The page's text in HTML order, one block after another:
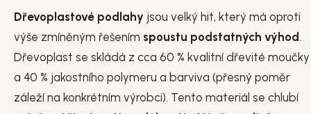
Dřevoplastové podlahy jsou velký hit, který má oproti
výše zmíněným řešením spoustu podstatných výhod.
Dřevoplast se skládá z cca 60 % kvalitní dřevité moučky
a 40 % jakostního polymeru a barviva (přesný poměr
záleží na konkrétním výrobci). Tento materiál se chlubí